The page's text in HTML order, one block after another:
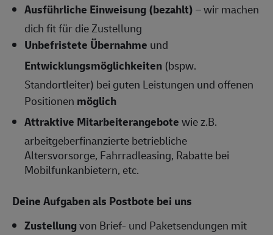
Ausführliche Einweisung (bezahlt)– wir machen
dich fit für die Zustellung
Unbefristete Übernahme und
Entwicklungsmöglichkeiten (bspw.
Standortleiter) bei guten Leistungen und offenen
Positionen möglich
Attraktive Mitarbeiterangebotewie z.B.
arbeitgeberfinanzierte betriebliche
Altersvorsorge, Fahrradleasing, Rabatte bei
Mobilfunkanbietern, etc.
Deine Aufgaben als Postbote bei uns
Zustellungvon Brief- und Paketsendungen mit